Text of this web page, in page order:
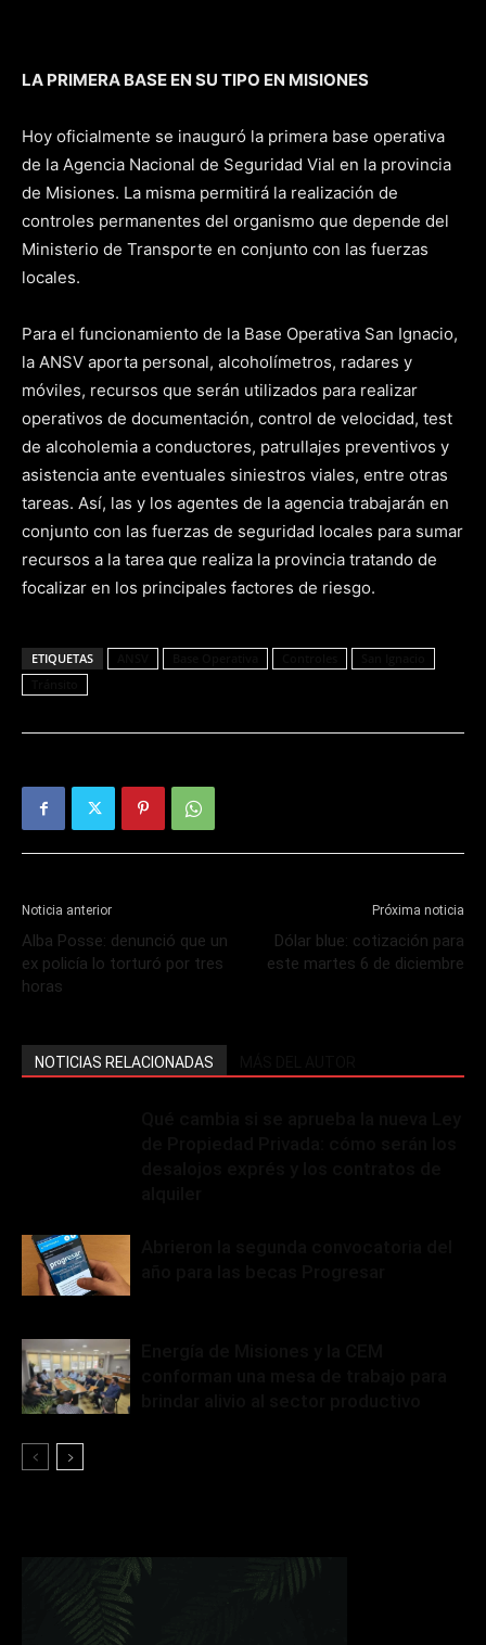
LA PRIMERA BASE EN SU TIPO EN MISIONES
Hoy oficialmente se inauguró la primera base operativa
de la Agencia Nacional de Seguridad Vial en la provincia
de Misiones. La misma permitirá la realización de
controles permanentes del organismo que depende del
Ministerio de Transporte en conjunto con las fuerzas
locales.
Para el funcionamiento de la Base Operativa San Ignacio,
la ANSV aporta personal, alcoholímetros, radares y
móviles, recursos que serán utilizados para realizar
operativos de documentación, control de velocidad, test
de alcoholemia a conductores, patrullajes preventivos y
asistencia ante eventuales siniestros viales, entre otras
tareas. Así, las y los agentes de la agencia trabajarán en
conjunto con las fuerzas de seguridad locales para sumar
recursos a la tarea que realiza la provincia tratando de
focalizar en los principales factores de riesgo.
ETIQUETAS
Noticia anterior
Alba Posse: denunció que un
ex policía lo torturó por tres
horas
Próxima noticia
Dólar blue: cotización para
este martes 6 de diciembre
NOTICIAS RELACIONADAS